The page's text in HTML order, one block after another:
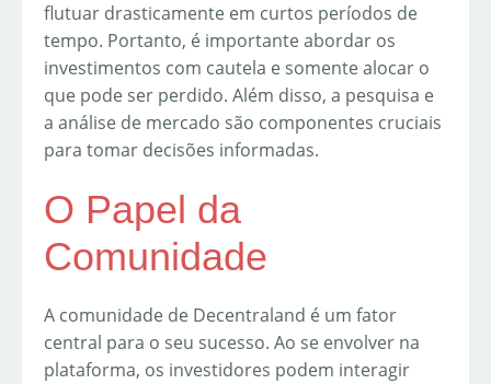
flutuar drasticamente em curtos períodos de
tempo. Portanto, é importante abordar os
investimentos com cautela e somente alocar o
que pode ser perdido. Além disso, a pesquisa e
a análise de mercado são componentes cruciais
para tomar decisões informadas.
O Papel da
Comunidade
A comunidade de Decentraland é um fator
central para o seu sucesso. Ao se envolver na
plataforma, os investidores podem interagir